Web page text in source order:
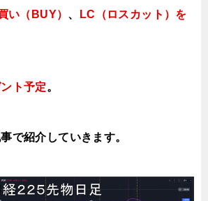
い（BUY） 、
LC（ロスカット）を
ト予定。
で紹介していき ます。